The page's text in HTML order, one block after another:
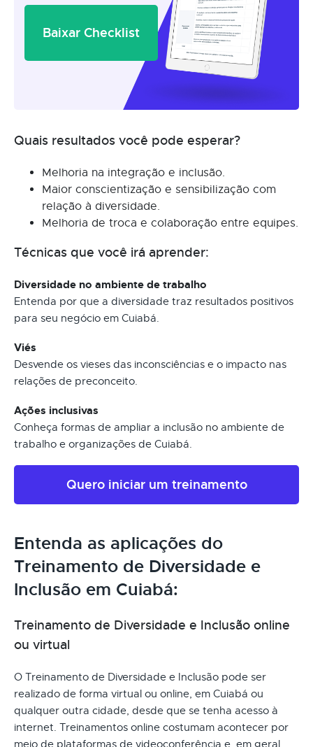
Baixar Checklist
Quais resultados você pode esperar?
Melhoria na integração e inclusão.
Maior conscientização e sensibilização com
relação à diversidade.
Melhoria de troca e colaboração entre equipes.
Técnicas que você irá aprender:
Diversidade no ambiente de trabalho
Entenda por que a diversidade traz resultados positivos
para seu negócio em Cuiabá.
Viés
Desvende os vieses das inconsciências e o impacto nas
relações de preconceito.
Ações inclusivas
Conheça formas de ampliar a inclusão no ambiente de
trabalho e organizações de Cuiabá.
Quero iniciar um treinamento
Entenda as aplicações do
Treinamento de Diversidade e
Inclusão em Cuiabá:
Treinamento de Diversidade e Inclusão online
ou virtual
O Treinamento de Diversidade e Inclusão pode ser
realizado de forma virtual ou online, em Cuiabá ou
qualquer outra cidade, desde que se tenha acesso à
internet. Treinamentos online costumam acontecer por
meio de plataformas de videoconferência e, em geral,